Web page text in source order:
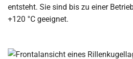
entsteht. Sie sind bis zu einer
+120 °C geeignet.